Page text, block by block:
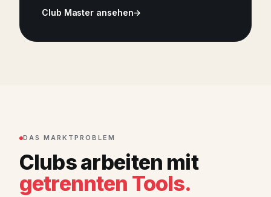
Club Master ansehen
DAS MARKTPROBLEM
Clubs arbeiten mit
getrennten Tools.